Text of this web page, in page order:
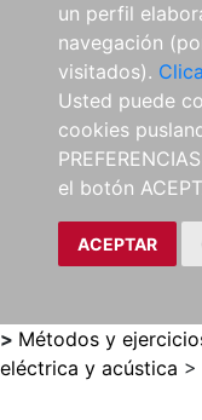
un perfil
navegación
visitados).
Usted puede
cookies
el botón
ACEPTAR
> Métodos y
eléctrica y acústica >